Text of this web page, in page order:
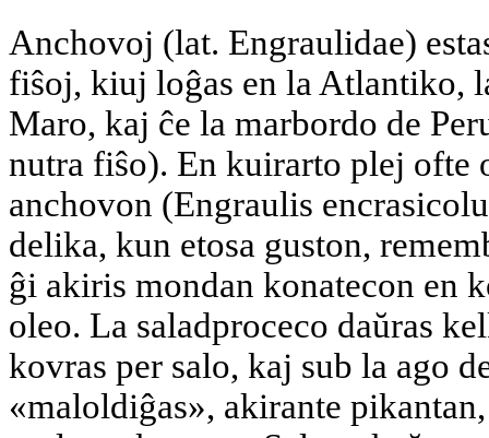
Anchovoj (lat. Engraulidae)
fiŝoj, kiuj loĝas en la Atlantiko,
Maro, kaj ĉe la marbordo de
nutra fiŝo). En kuirarto plej ofte
anchovon (Engraulis
delika, kun etosa guston,
ĝi akiris mondan konatecon en
oleo. La saladproceco daŭras
kovras per salo, kaj sub la ago
«maloldiĝas», akirante